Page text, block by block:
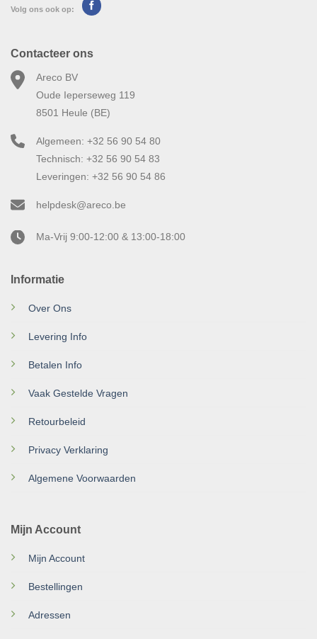
Volg ons ook op:
Informatie
Over Ons
Levering Info
Betalen Info
Vaak Gestelde Vragen
Retourbeleid
Privacy Verklaring
Algemene Voorwaarden
Mijn Account
Mijn Account
Bestellingen
Adressen
Contacteer ons
Areco BV
Oude Ieperseweg 119
8501 Heule (BE)
Algemeen: +32 56 90 54 80
Technisch: +32 56 90 54 83
Leveringen: +32 56 90 54 86
helpdesk@areco.be
Ma-Vrij 9:00-12:00 & 13:00-18:00